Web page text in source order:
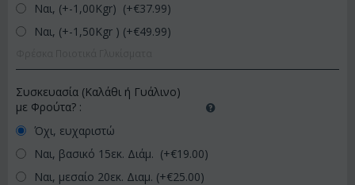
Ναι, (+-1,00Kgr) (+€37.99)
Ναι, (+-1,50Kgr ) (+€49.99)
Συσκευασία (Καλάθι ή Γυάλινο)
με Φρούτα? :
Όχι, ευχαριστώ
Ναι, βασικό 15εκ. Διάμ. (+€19.00)
Ναι, μεσαίο 20εκ. Διαμ. (+€25.00)